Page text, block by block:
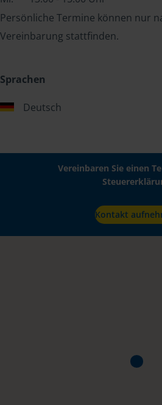
Persönliche Termine können nur
Vereinbarung stattfinden.
Sprachen
Deutsch
Vereinbaren Sie einen
Kontakt